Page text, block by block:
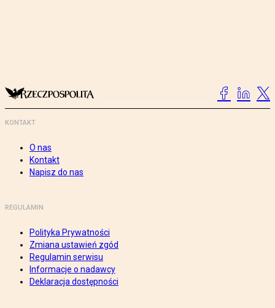
KONTAKT
O nas
Kontakt
Napisz do nas
REGULAMIN
Polityka Prywatności
Zmiana ustawień zgód
Regulamin serwisu
Informacje o nadawcy
Deklaracja dostępności